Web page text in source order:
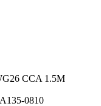
CCA 1.5M
0810